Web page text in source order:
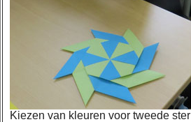
Kiezen van kleuren voor tweede ster